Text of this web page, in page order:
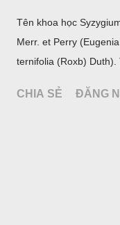
Tên khoa học
Merr. et Perry
ternifolia (Roxb) Duth).
CHIA SẺ ĐĂNG